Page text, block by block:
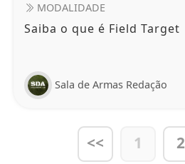
MODALIDADE
Saiba o que é Field Target
Sala de Armas Redação
<< 1 2